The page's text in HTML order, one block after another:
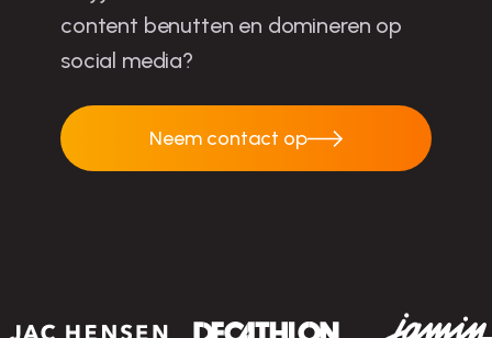
content benutten en domineren op
social media?
Neem contact op